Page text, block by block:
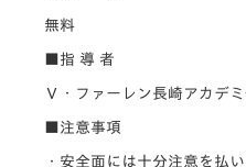
無料
■指 導 者
Ｖ・ファーレン長崎アカデ
■注意事項
・安全面には十分注意を払